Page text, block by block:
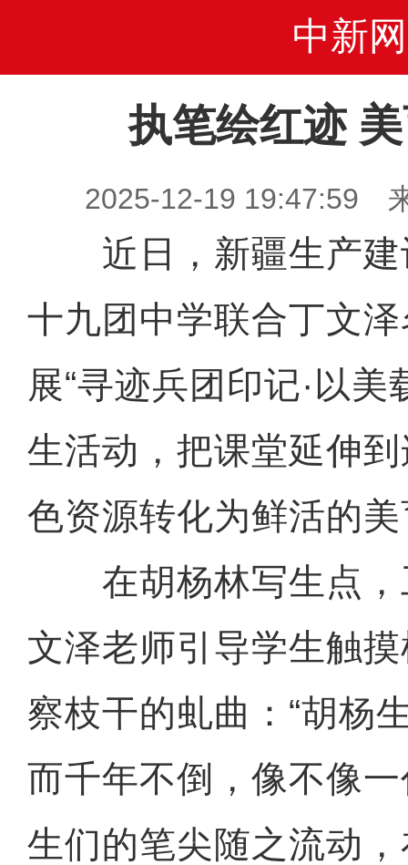
中新网
执笔绘红迹
2025-12-19 19:47:59
近日，新疆生产建
十九团中学联合丁文
展“寻迹兵团印记·以美
生活动，把课堂延伸
色资源转化为鲜活的
在胡杨林写生点，
文泽老师引导学生触
察枝干的虬曲：“胡杨
而千年不倒，像不像
生们的笔尖随之流动